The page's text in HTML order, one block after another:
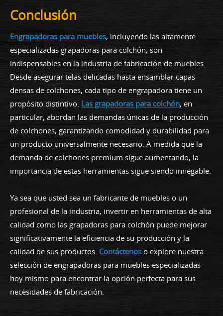
Conclusión
Engrapadoras para muebles, incluyendo las altamente
especializadas grapadoras para colchón, son
indispensables en la industria de fabricación de muebles.
Desde asegurar telas delicadas hasta ensamblar capas
densas de colchones, cada tipo de engrapadora tiene un
propósito distintivo. Las grapadoras para colchón, en
particular, abordan las demandas únicas de la producción
de colchones, garantizando comodidad y durabilidad para
un producto universalmente necesario. A medida que la
demanda de colchones premium sigue aumentando, la
importancia de estas herramientas sigue siendo innegable.
Ya sea que usted sea un fabricante de muebles o un
profesional de la industria, invertir en herramientas de alta
calidad como las grapadoras para colchón puede mejorar
significativamente la eficiencia de su producción y la
calidad de sus productos. Contáctenos o explore nuestra
selección de engrapadoras para muebles especializadas
hoy mismo para encontrar la opción perfecta para sus
necesidades de fabricación.